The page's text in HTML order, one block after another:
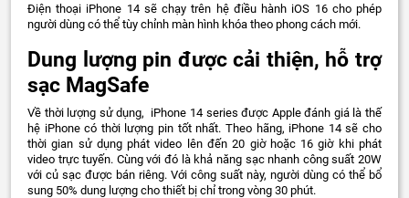
Điện thoại iPhone 14 sẽ chạy trên hệ điều hành iOS 16 cho phép
người dùng có thể tùy chỉnh màn hình khóa theo phong cách mới.
Dung lượng pin được cải thiện, hỗ trợ
sạc MagSafe
Về thời lượng sử dụng, iPhone 14 series được Apple đánh giá là thế
hệ iPhone có thời lượng pin tốt nhất. Theo hãng, iPhone 14 sẽ cho
thời gian sử dụng phát video lên đến 20 giờ hoặc 16 giờ khi phát
video trực tuyến. Cùng với đó là khả năng sạc nhanh công suất 20W
với củ sạc được bán riêng. Với công suất này, người dùng có thể bổ
sung 50% dung lượng cho thiết bị chỉ trong vòng 30 phút.